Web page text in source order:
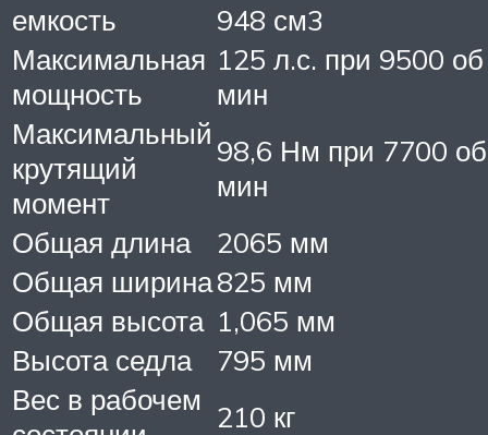
емкость
948 см3
Максимальная
мощность
125 л.с. при 9500
мин
Максимальный
крутящий
момент
98,6 Нм при 7700
мин
Общая длина
2065 мм
Общая ширина825 мм
Общая высота 1,065 мм
Высота седла
795 мм
Вес в рабочем 210 кг